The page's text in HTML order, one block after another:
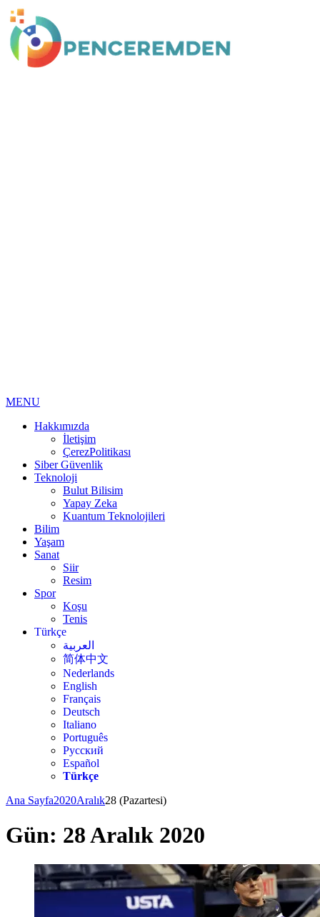
MENU
Hakkımızda
İletişim
ÇerezPolitikası
Siber Güvenlik
Teknoloji
Bulut Bilisim
Yapay Zeka
Kuantum Teknolojileri
Bilim
Yaşam
Sanat
Siir
Resim
Spor
Koşu
Tenis
Türkçe
العربية
简体中文
Nederlands
English
Français
Deutsch
Italiano
Português
Русский
Español
Türkçe
Ana Sayfa2020Aralık28 (Pazartesi)
Gün: 28 Aralık 2020